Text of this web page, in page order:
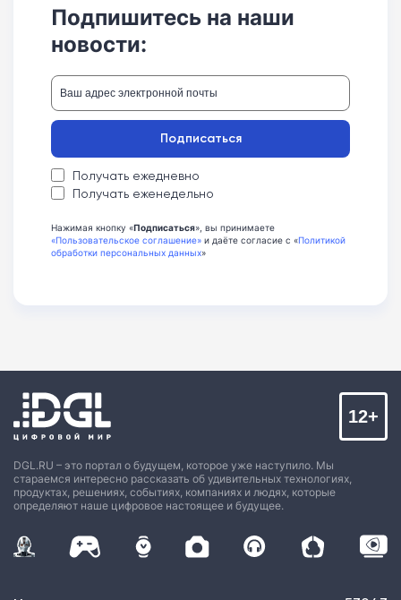
Подпишитесь на наши
новости:
Получать ежедневно
Получать еженедельно
Подписаться
Нажимая кнопку «Подписаться», вы принимаете
«Пользовательское соглашение» и даёте согласие с «Политикой
обработки персональных данных»
DGL.RU – это портал о будущем, которое уже наступило. Мы
стараемся интересно рассказать об удивительных технологиях,
продуктах, решениях, событиях, компаниях и людях, которые
определяют наше цифровое настоящее и будущее.
12+